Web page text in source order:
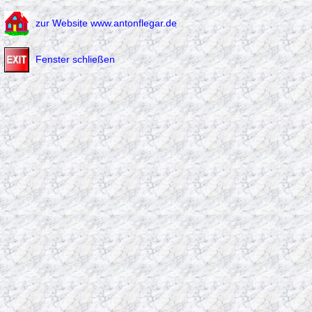
zur Website www.antonflegar.de
Fenster schließen